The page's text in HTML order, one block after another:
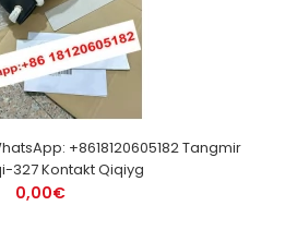
+8618120605182 Tangmir
327 Kontakt Qiqiyg
0,00€